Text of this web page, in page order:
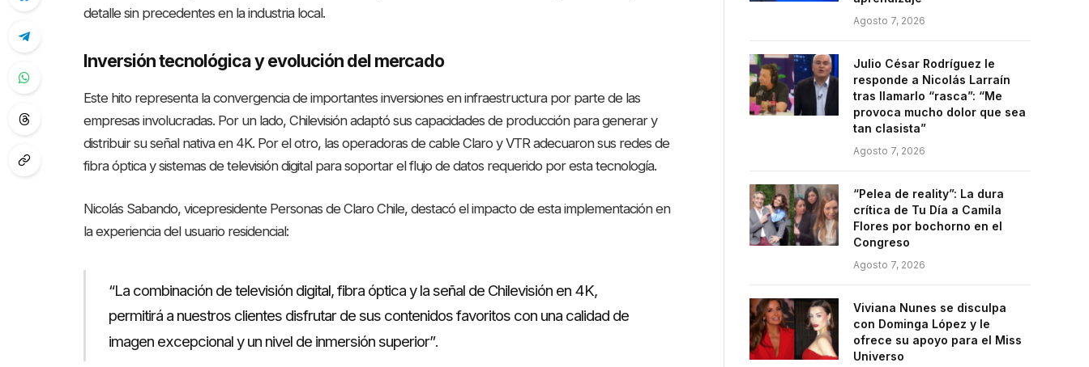
detalle sin precedentes en la industria local.
Inversión tecnológica y evolución del mercado
Este hito representa la convergencia de importantes inversiones en infraestructura por parte de las
empresas involucradas. Por un lado, Chilevisión adaptó sus capacidades de producción para generar y
distribuir su señal nativa en 4K. Por el otro, las operadoras de cable Claro y VTR adecuaron sus redes de
fibra óptica y sistemas de televisión digital para soportar el flujo de datos requerido por esta tecnología.
Nicolás Sabando, vicepresidente Personas de Claro Chile, destacó el impacto de esta implementación en
la experiencia del usuario residencial:
“La combinación de televisión digital, fibra óptica y la señal de Chilevisión en 4K,
permitirá a nuestros clientes disfrutar de sus contenidos favoritos con una calidad de
imagen excepcional y un nivel de inmersión superior”.
Agosto 7, 2026
Julio César Rodríguez le
responde a Nicolás Larraín
tras llamarlo “rasca”: “Me
provoca mucho dolor que sea
tan clasista”
Agosto 7, 2026
“Pelea de reality”: La dura
crítica de Tu Día a Camila
Flores por bochorno en el
Congreso
Agosto 7, 2026
Viviana Nunes se disculpa
con Dominga López y le
ofrece su apoyo para el Miss
Universo